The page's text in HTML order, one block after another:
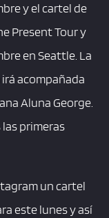
y el cartel de
Present Tour y
en Seattle. La
acompañada
Aluna George.
primeras
un cartel
este lunes y así